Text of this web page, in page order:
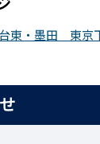
東・墨田 東京